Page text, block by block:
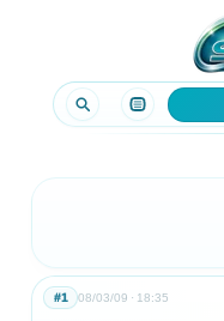
08/03/09 18:35
#1